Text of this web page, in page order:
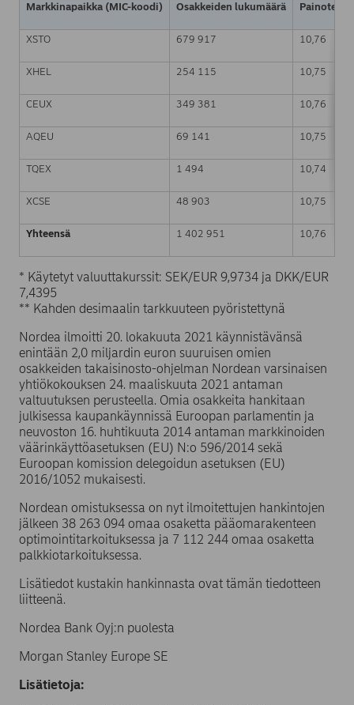
Markkinapaikka (MIC-koodi) Osakkeiden lukumäärä Painotettu
XSTO 679 917 10,76
XHEL 254 115 10,75
CEUX 349 381 10,76
AQEU 69 141 10,75
TQEX 1 494 10,74
XCSE 48 903 10,75
Yhteensä 1 402 951 10,76
* Käytetyt valuuttakurssit: SEK/EUR 9,9734 ja DKK/EUR
7,4395
** Kahden desimaalin tarkkuuteen pyöristettynä
Nordea ilmoitti 20. lokakuuta 2021 käynnistävänsä
enintään 2,0 miljardin euron suuruisen omien
osakkeiden takaisinosto-ohjelman Nordean varsinaisen
yhtiökokouksen 24. maaliskuuta 2021 antaman
valtuutuksen perusteella. Omia osakkeita hankitaan
julkisessa kaupankäynnissä Euroopan parlamentin ja
neuvoston 16. huhtikuuta 2014 antaman markkinoiden
väärinkäyttöasetuksen (EU) N:o 596/2014 sekä
Euroopan komission delegoidun asetuksen (EU)
2016/1052 mukaisesti.
Nordean omistuksessa on nyt ilmoitettujen hankintojen
jälkeen 38 263 094 omaa osaketta pääomarakenteen
optimointitarkoituksessa ja 7 112 244 omaa osaketta
palkkiotarkoituksessa.
Lisätiedot kustakin hankinnasta ovat tämän tiedotteen
liitteenä.
Nordea Bank Oyj:n puolesta
Morgan Stanley Europe SE
Lisätietoja: